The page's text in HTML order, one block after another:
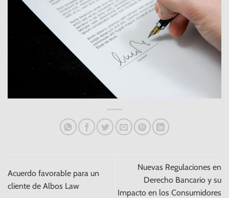
Acuerdo favorable para un
cliente de Albos Law
Nuevas Regulaciones en
Derecho Bancario y su
Impacto en los Consumidores